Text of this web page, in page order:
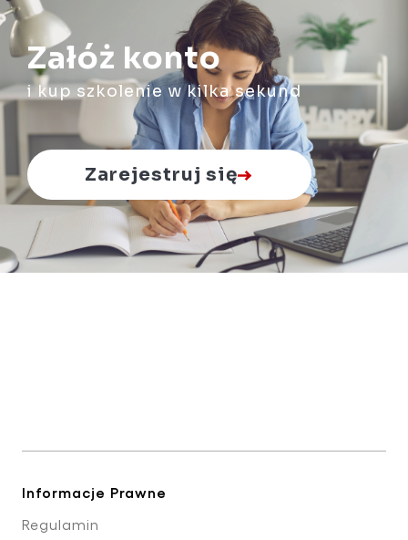
Załóż konto
i kup szkolenie w kilka sekund
Zarejestruj się
Informacje Prawne
Regulamin